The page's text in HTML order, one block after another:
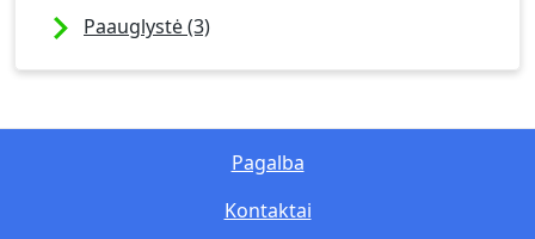
Paauglystė (3)
Kontaktai
Pagalba